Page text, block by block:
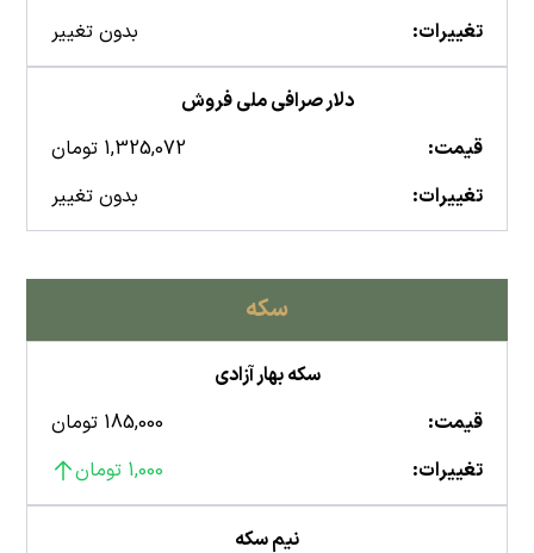
تغییرات:
بدون تغییر
دلار صرافی ملی فروش
قیمت:
1,325,072 تومان
تغییرات:
بدون تغییر
سکه
سکه بهار آزادی
قیمت:
185,000 تومان
تغییرات:
1,000 تومان
نیم سکه